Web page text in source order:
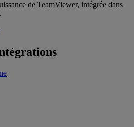
de TeamViewer, intégrée dans